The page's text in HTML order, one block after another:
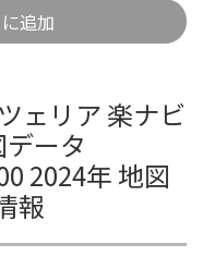
追加
リア 楽ナビ
ータ
2024年 地図
報